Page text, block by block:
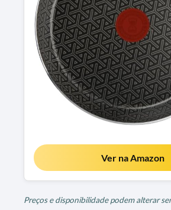
Ver na Amazon
Preços e disponibilidade podem alterar